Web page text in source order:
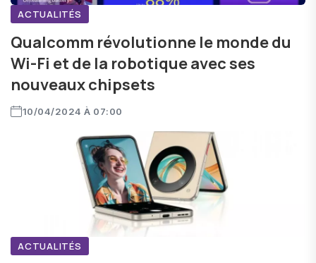
ACTUALITÉS
Qualcomm révolutionne le monde du
Wi-Fi et de la robotique avec ses
nouveaux chipsets
10/04/2024 À 07:00
ACTUALITÉS